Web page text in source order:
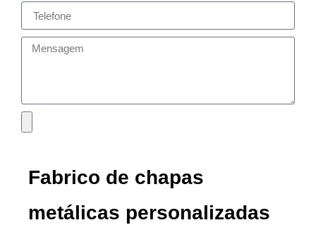
Fabrico de chapas
metálicas personalizadas